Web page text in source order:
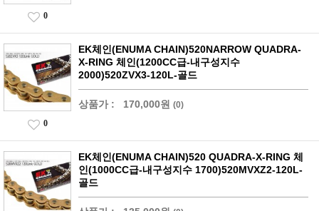
0
EK체인(ENUMA CHAIN)520NARROW QUADRA-
X-RING 체인(1200CC급-내구성지수
2000)520ZVX3-120L-골드
상품가 : 170,000원 (0)
0
EK체인(ENUMA CHAIN)520 QUADRA-X-RING 체
인(1000CC급-내구성지수 1700)520MVXZ2-120L-
골드